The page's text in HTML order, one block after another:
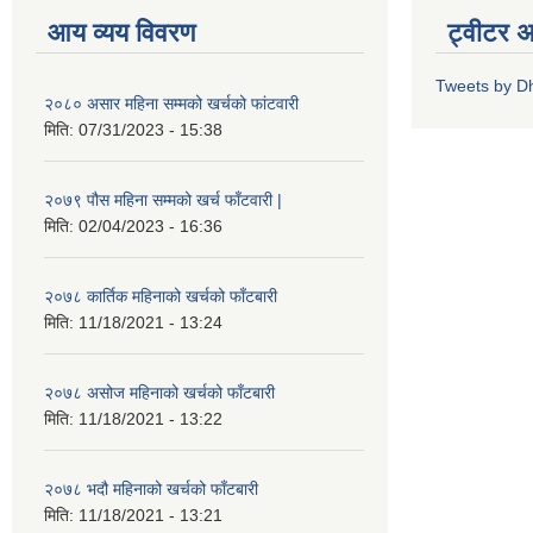
आय व्यय विवरण
२०८० असार महिना सम्मको खर्चको फांटवारी
मिति: 07/31/2023 - 15:38
२०७९ पौस महिना सम्मको खर्च फाँटवारी |
मिति: 02/04/2023 - 16:36
२०७८ कार्तिक महिनाको खर्चको फाँटबारी
मिति: 11/18/2021 - 13:24
२०७८ असोज महिनाको खर्चको फाँटबारी
मिति: 11/18/2021 - 13:22
२०७८ भदौ महिनाको खर्चको फाँटबारी
मिति: 11/18/2021 - 13:21
ट्वीटर
Tweets by